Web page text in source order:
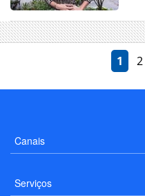
1 2
Canais
Serviços